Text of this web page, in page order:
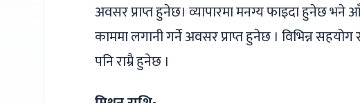
अवसर प्राप्त हुनेछ। व्यापारमा मनग्य फाइदा हुनेछ
काममा लगानी गर्ने अवसर प्राप्त हुनेछ । विभिन्न
पनि राम्रै हुनेछ ।